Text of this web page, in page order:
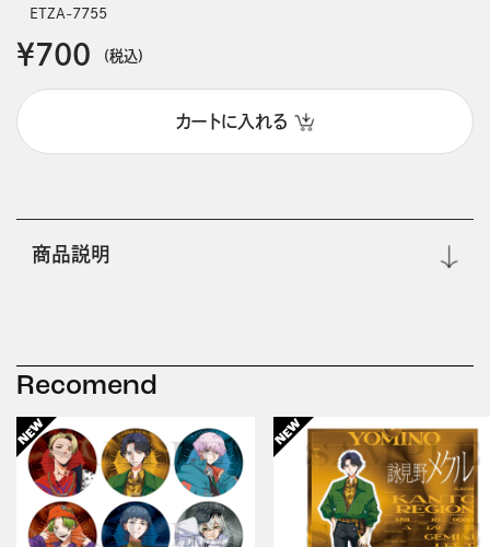
ETZA-7755
￥700 (税込)
カートに入れる
商品説明
Recomend